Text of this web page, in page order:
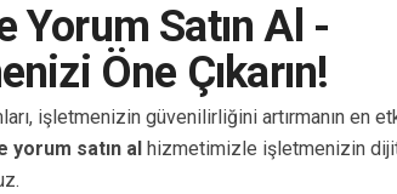
Yorum Satın Al -
Öne Çıkarın!
işletmenizin güvenilirliğini artırmanın en
yorum satın al hizmetimizle işletmenizin